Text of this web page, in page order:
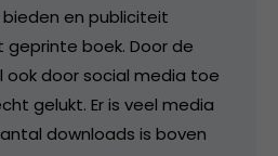
bieden en publiciteit
boek. Door de
ook door social media toe
gelukt. Er is veel media
downloads is boven